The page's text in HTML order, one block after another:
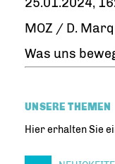
MOZ / D.
Was uns
UNSERE THEMEN
Hier erhalten Sie